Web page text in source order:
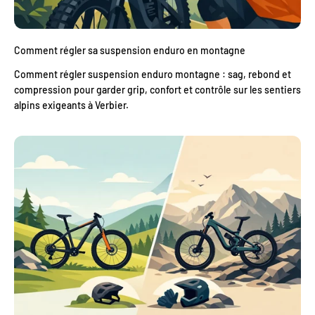
Comment régler sa suspension enduro en montagne
Comment régler suspension enduro montagne : sag, rebond et
compression pour garder grip, confort et contrôle sur les sentiers
alpins exigeants à Verbier.